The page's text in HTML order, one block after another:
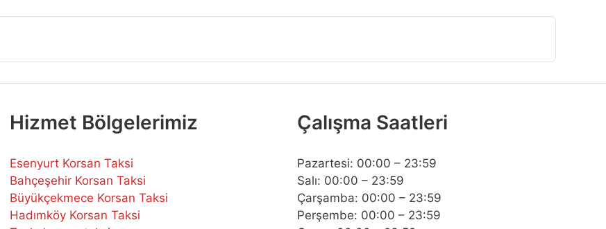
Hizmet Bölgelerimiz
Esenyurt Korsan Taksi
Bahçeşehir Korsan Taksi
Büyükçekmece Korsan Taksi
Hadımköy Korsan Taksi
Çalışma Saatleri
Pazartesi: 00:00 – 23:59
Salı: 00:00 – 23:59
Çarşamba: 00:00 – 23:59
Perşembe: 00:00 – 23:59